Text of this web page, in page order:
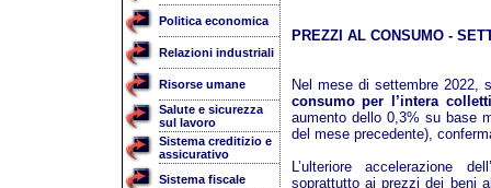
Politica economica
Relazioni industriali
Risorse umane
Salute e sicurezza
sul lavoro
Sistema creditizio e
assicurativo
Sistema fiscale
PREZZI AL CONSUMO -
Nel mese di settembre 2022,
consumo per l’intera
aumento dello 0,3% su base
del mese precedente),
L’ulteriore accelerazione
soprattutto ai prezzi dei beni